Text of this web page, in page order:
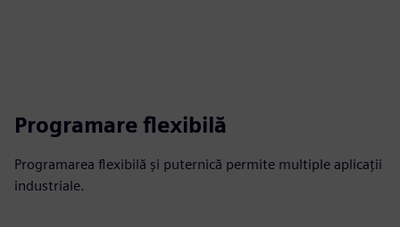
Programare flexibilă
Programarea flexibilă și puternică permite multiple aplicații
industriale.